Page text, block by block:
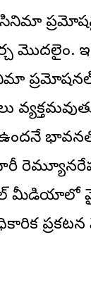
ప్రమోషన్ల
మీడియాలో
ప్రకటన